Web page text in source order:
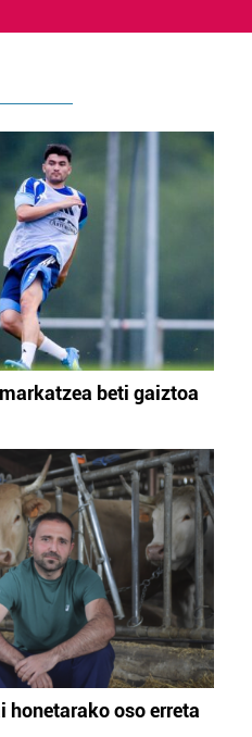
beti gaiztoa
honetarako oso erreta